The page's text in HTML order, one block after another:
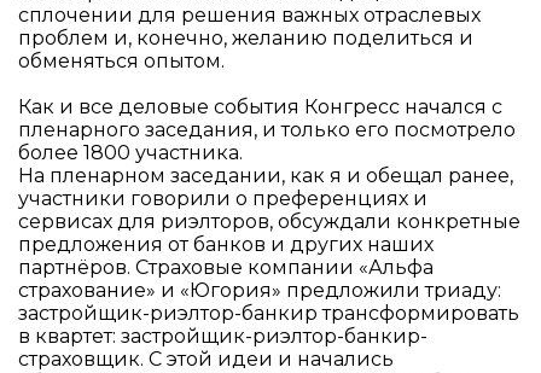
сплочении для решения важных отраслевых
проблем и, конечно, желанию поделиться и
обменяться опытом.
Как и все деловые события Конгресс начался с
пленарного заседания, и только его посмотрело
более 1800 участника.
На пленарном заседании, как я и обещал ранее,
участники говорили о преференциях и
сервисах для риэлторов, обсуждали конкретные
предложения от банков и других наших
партнёров. Страховые компании «Альфа
страхование» и «Югория» предложили триаду:
застройщик-риэлтор-банкир трансформировать
в квартет: застройщик-риэлтор-банкир-
страховщик. С этой идеи и начались